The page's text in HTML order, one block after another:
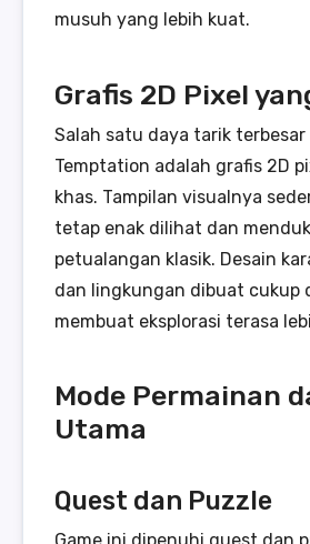
musuh yang lebih kuat.
Grafis 2D Pixel
Salah satu daya tarik
Temptation adalah grafis 2D
khas. Tampilan visualnya
tetap enak dilihat dan
petualangan klasik. Desain
dan lingkungan dibuat cukup
membuat eksplorasi terasa
Mode Permainan
Utama
Quest dan Puzzle
Game ini dipenuhi quest dan